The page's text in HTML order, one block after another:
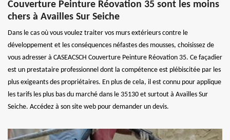
Couverture Peinture Réovation 35 sont les moins
chers à Availles Sur Seiche
Dans le cas où vous voulez traiter vos murs extérieurs contre le
développement et les conséquences néfastes des mousses, choisissez de
vous adresser à CASEACSCH Couverture Peinture Réovation 35. Ce façadier
est un prestataire professionnel dont la compétence est plébiscitée par les
plus exigeants des propriétaires. En plus de cela, il est connu pour applique
les tarifs les plus bas du marché dans le 35130 et surtout à Availles Sur
Seiche. Accédez à son site web pour demander un devis.